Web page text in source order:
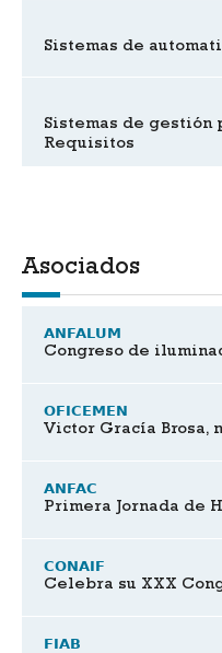
Sistemas de
Sistemas de gestión
Requisitos
Asociados
ANFALUM
Congreso de
OFICEMEN
Victor Gracía Brosa,
ANFAC
Primera Jornada de
CONAIF
Celebra su XXX
FIAB